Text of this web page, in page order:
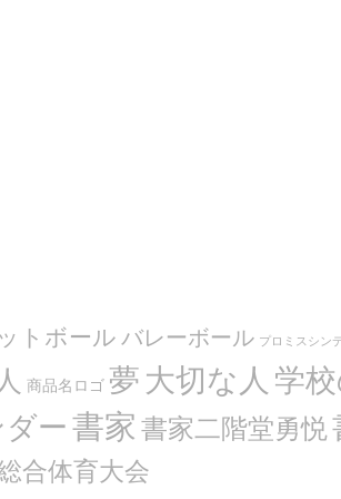
トボール バレーボール プロミスシン
商品名ロゴ 夢 大切な人 学
ー 書家 書家二階堂勇悦
合体育大会